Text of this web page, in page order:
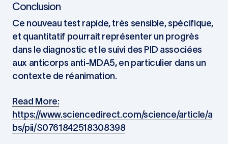
Conclusion
Ce nouveau test rapide, très sensible, spécifique,
et quantitatif pourrait représenter un progrès
dans le diagnostic et le suivi des PID associées
aux anticorps anti-MDA5, en particulier dans un
contexte de réanimation.
Read More:
https://www.sciencedirect.com/science/article/a
bs/pii/S0761842518308398